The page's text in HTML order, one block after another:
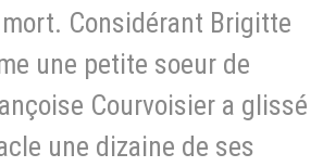
Considérant Brigitte
une petite soeur de
Courvoisier a glissé
une dizaine de ses